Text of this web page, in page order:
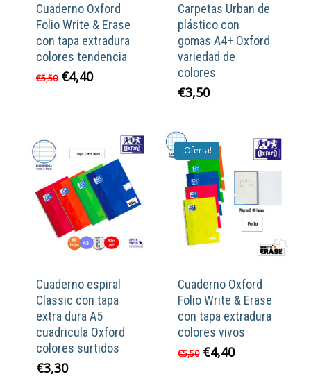
Cuaderno Oxford
Folio Write & Erase
con tapa extradura
colores tendencia
€5,50 El
€4,40El
€4,40.
Carpetas Urban de
plástico con
gomas A4+ Oxford
variedad de
colores
€3,50
Cuaderno espiral
Classic con tapa
extra dura A5
cuadricula Oxford
colores surtidos
€3,30
¡Oferta!
Cuaderno Oxford
Folio Write & Erase
con tapa extradura
colores vivos
€5,50 El
€4,40El